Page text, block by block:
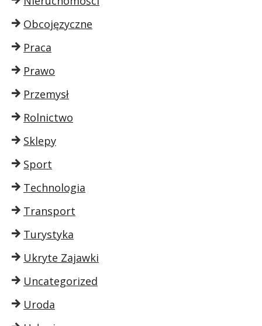
Obcojęzyczne
Praca
Prawo
Przemysł
Rolnictwo
Sklepy
Sport
Technologia
Transport
Turystyka
Ukryte Zajawki
Uncategorized
Uroda